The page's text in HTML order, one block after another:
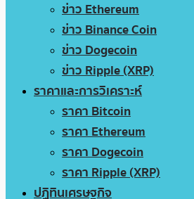
ข่าว Ethereum
ข่าว Binance Coin
ข่าว Dogecoin
ข่าว Ripple (XRP)
ราคาและการวิเคราะห์
ราคา Bitcoin
ราคา Ethereum
ราคา Dogecoin
ราคา Ripple (XRP)
ปฏิทินเศรษฐกิจ